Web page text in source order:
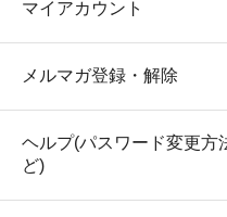
マイアカウント
メルマガ登録・解除
ヘルプ(パスワード変更方
ど)